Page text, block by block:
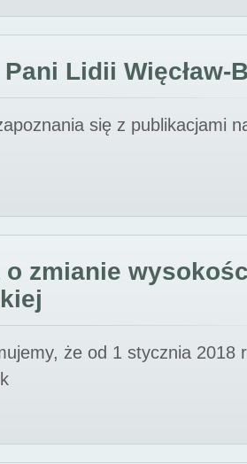
Lidii Więcław-
się z publikacjami
zmianie
że od 1 stycznia 2018